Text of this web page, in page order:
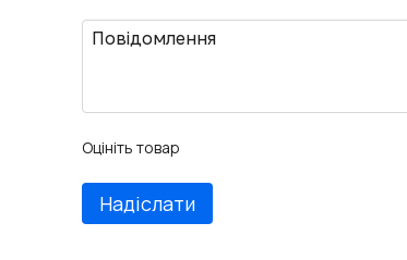
Оцініть товар
Надіслати